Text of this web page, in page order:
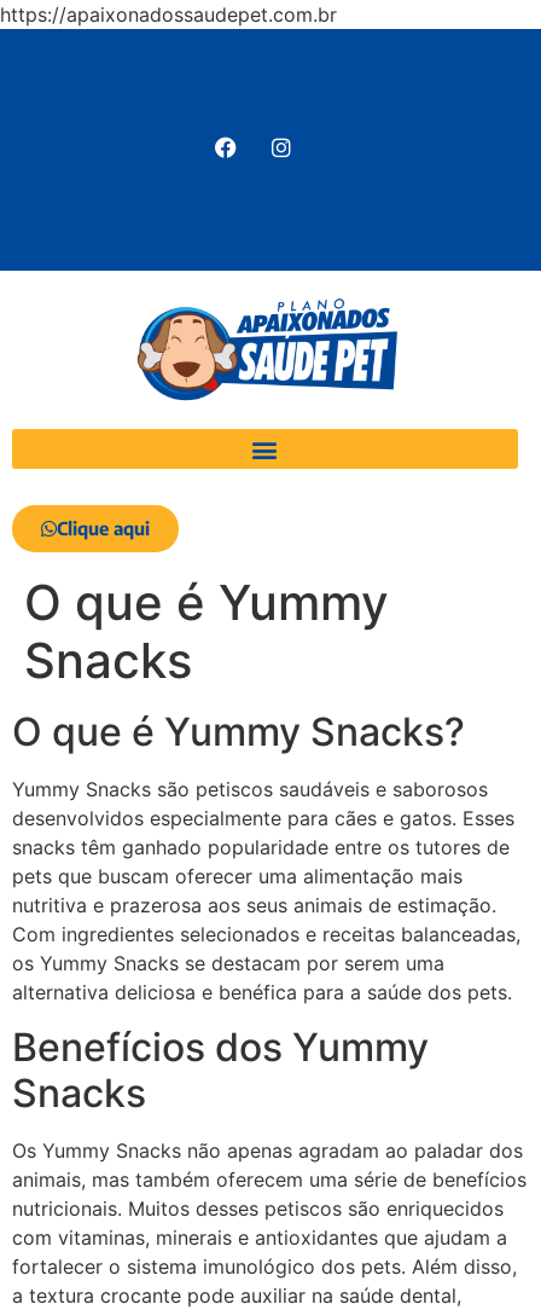
https://apaixonadossaudepet.com.br
Clique aqui
O que é Yummy
Snacks
O que é Yummy Snacks?
Yummy Snacks são petiscos saudáveis e saborosos
desenvolvidos especialmente para cães e gatos. Esses
snacks têm ganhado popularidade entre os tutores de
pets que buscam oferecer uma alimentação mais
nutritiva e prazerosa aos seus animais de estimação.
Com ingredientes selecionados e receitas balanceadas,
os Yummy Snacks se destacam por serem uma
alternativa deliciosa e benéfica para a saúde dos pets.
Benefícios dos Yummy
Snacks
Os Yummy Snacks não apenas agradam ao paladar dos
animais, mas também oferecem uma série de benefícios
nutricionais. Muitos desses petiscos são enriquecidos
com vitaminas, minerais e antioxidantes que ajudam a
fortalecer o sistema imunológico dos pets. Além disso,
a textura crocante pode auxiliar na saúde dental,